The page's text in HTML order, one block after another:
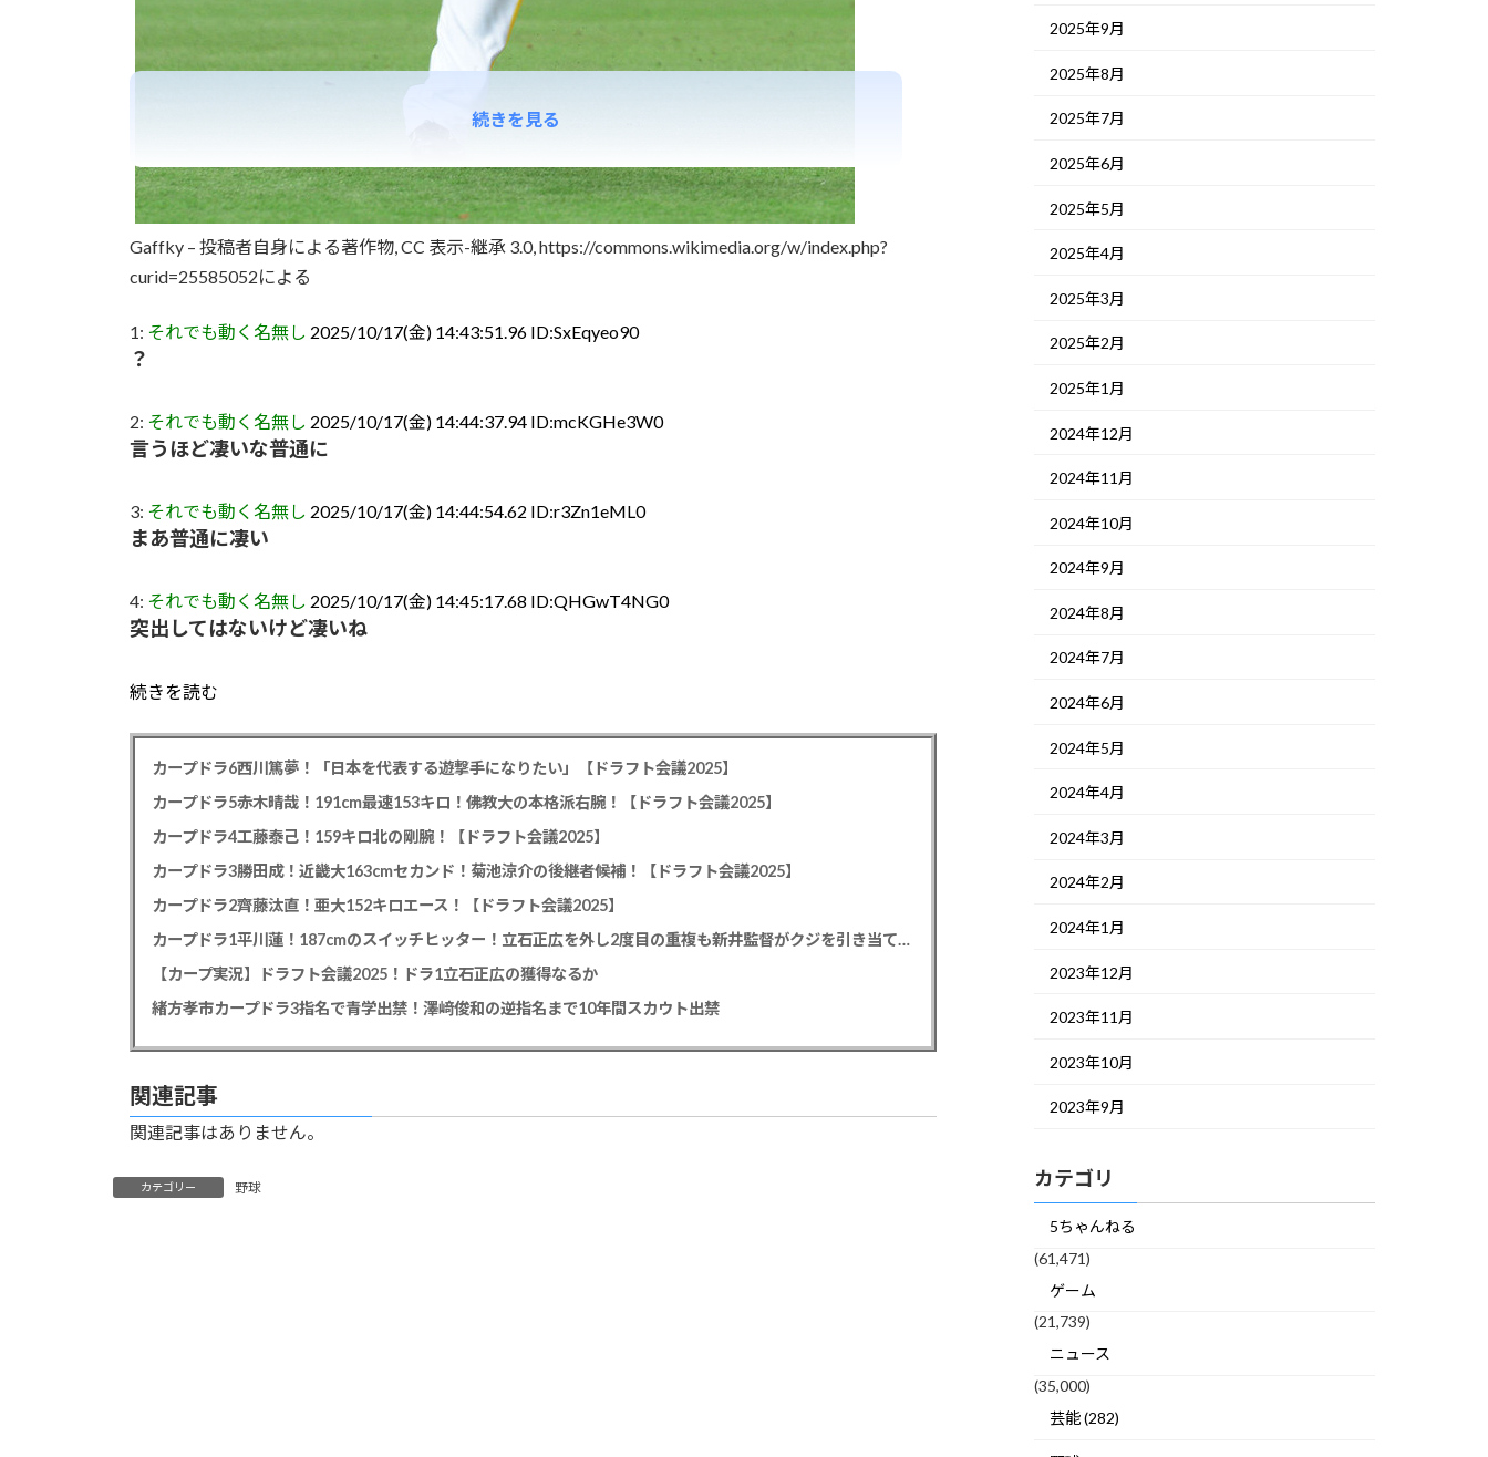
Gaffky – 投稿者自身による著作物, CC 表示-継承 3.0, https://commons.wikimedia.org/w/index.php?
curid=25585052による
1: それでも動く名無し 2025/10/17(金) 14:43:51.96 ID:SxEqyeo90
？
2: それでも動く名無し 2025/10/17(金) 14:44:37.94 ID:mcKGHe3W0
言うほど凄いな普通に
3: それでも動く名無し 2025/10/17(金) 14:44:54.62 ID:r3Zn1eML0
まあ普通に凄い
4: それでも動く名無し 2025/10/17(金) 14:45:17.68 ID:QHGwT4NG0
突出してはないけど凄いね
続きを読む
続きを見る
カープドラ6西川篤夢！「日本を代表する遊撃手になりたい」【ドラフト会議2025】
カープドラ5赤木晴哉！191cm最速153キロ！佛教大の本格派右腕！【ドラフト会議2025】
カープドラ4工藤泰己！159キロ北の剛腕！【ドラフト会議2025】
カープドラ3勝田成！近畿大163cmセカンド！菊池涼介の後継者候補！【ドラフト会議2025】
カープドラ2齊藤汰直！亜大152キロエース！【ドラフト会議2025】
カープドラ1平川蓮！187cmのスイッチヒッター！立石正広を外し2度目の重複も新井監督がクジを引き当てる！【ドラフト会議2025】
【カープ実況】ドラフト会議2025！ドラ1立石正広の獲得なるか
緒方孝市カープドラ3指名で青学出禁！澤﨑俊和の逆指名まで10年間スカウト出禁
関連記事
関連記事はありません。
カテゴリー 野球
2025年9月
2025年8月
2025年7月
2025年6月
2025年5月
2025年4月
2025年3月
2025年2月
2025年1月
2024年12月
2024年11月
2024年10月
2024年9月
2024年8月
2024年7月
2024年6月
2024年5月
2024年4月
2024年3月
2024年2月
2024年1月
2023年12月
2023年11月
2023年10月
2023年9月
カテゴリ
5ちゃんねる
(61,471)
ゲーム
(21,739)
ニュース
(35,000)
芸能 (282)